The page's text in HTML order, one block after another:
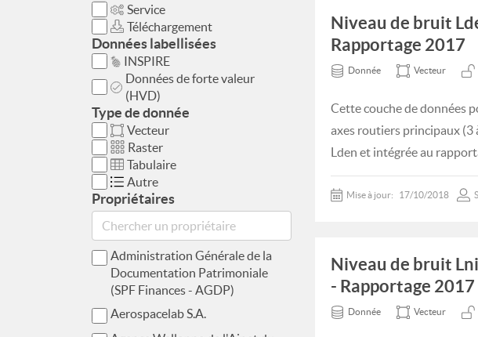
Service
Téléchargement
Données labellisées
INSPIRE
Données de forte valeur
(HVD)
Type de donnée
Vecteur
Raster
Tabulaire
Autre
Propriétaires
Administration Générale de la
Documentation Patrimoniale
(SPF Finances - AGDP)
Aerospacelab S.A.
Niveau de bruit
Rapportage 2017
Donnée Vecteur
Cette couche de données
axes routiers principaux (3
Lden et intégrée au
Mise à jour: 17/10/2018
Niveau de bruit
- Rapportage 2017
Donnée Vecteur